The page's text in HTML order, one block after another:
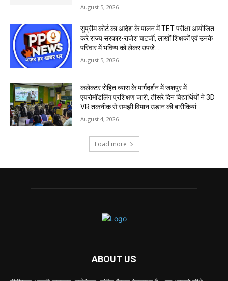
August 5, 2026
सुप्रीम कोर्ट का आदेश के पालन में TET परीक्षा आयोजित
करे राज्य सरकार-राजेश चटर्जी, लाखों शिक्षकों एवं उनके
परिवार में भविष्य को लेकर उपजे...
August 5, 2026
कलेक्टर रोहित व्यास के मार्गदर्शन में जशपुर में
एयरोमॉडलिंग प्रशिक्षण जारी, तीसरे दिन विद्यार्थियों ने 3D
VR तकनीक से समझी विमान उड़ान की बारीकियां
August 4, 2026
Load more
ABOUT US